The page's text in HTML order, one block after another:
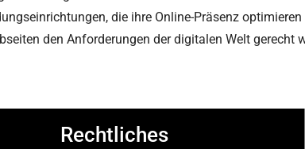
die ihre Online-Präsenz
den Anforderungen der digitalen Welt gerecht
Rechtliches